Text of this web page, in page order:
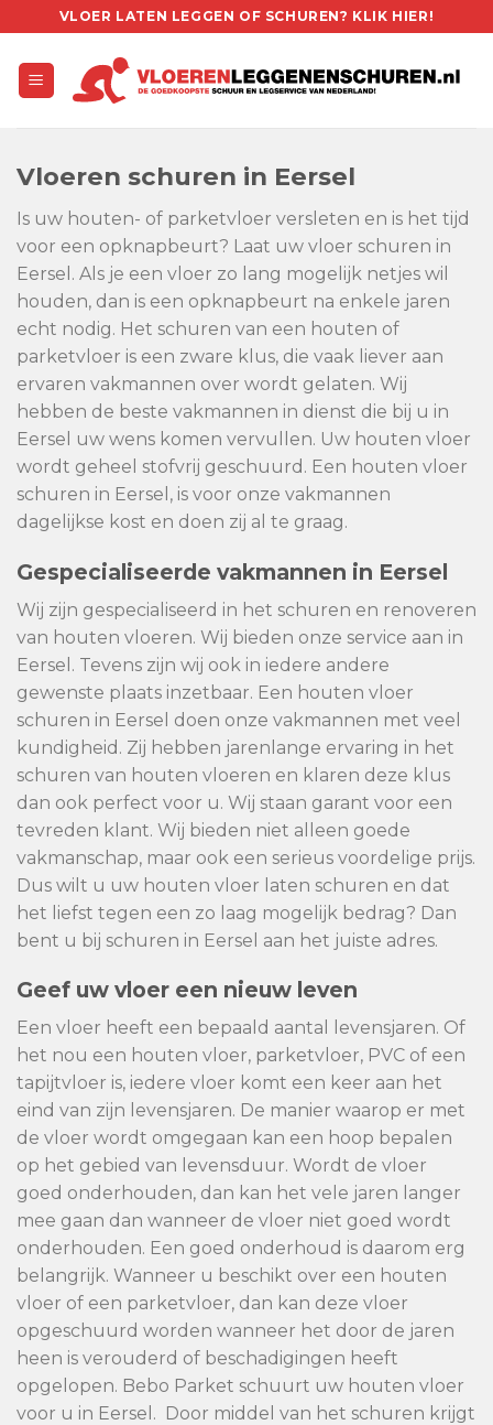
to
content
VLOER LATEN LEGGEN OF SCHUREN? KLIK HIER!
Vloeren schuren in Eersel
Is uw houten- of parketvloer versleten en is het tijd
voor een opknapbeurt? Laat uw vloer schuren in
Eersel. Als je een vloer zo lang mogelijk netjes wil
houden, dan is een opknapbeurt na enkele jaren
echt nodig. Het schuren van een houten of
parketvloer is een zware klus, die vaak liever aan
ervaren vakmannen over wordt gelaten. Wij
hebben de beste vakmannen in dienst die bij u in
Eersel uw wens komen vervullen. Uw houten vloer
wordt geheel stofvrij geschuurd. Een houten vloer
schuren in Eersel, is voor onze vakmannen
dagelijkse kost en doen zij al te graag.
Gespecialiseerde vakmannen in Eersel
Wij zijn gespecialiseerd in het schuren en renoveren
van houten vloeren. Wij bieden onze service aan in
Eersel. Tevens zijn wij ook in iedere andere
gewenste plaats inzetbaar. Een houten vloer
schuren in Eersel doen onze vakmannen met veel
kundigheid. Zij hebben jarenlange ervaring in het
schuren van houten vloeren en klaren deze klus
dan ook perfect voor u. Wij staan garant voor een
tevreden klant. Wij bieden niet alleen goede
vakmanschap, maar ook een serieus voordelige prijs.
Dus wilt u uw houten vloer laten schuren en dat
het liefst tegen een zo laag mogelijk bedrag? Dan
bent u bij schuren in Eersel aan het juiste adres.
Geef uw vloer een nieuw leven
Een vloer heeft een bepaald aantal levensjaren. Of
het nou een houten vloer, parketvloer, PVC of een
tapijtvloer is, iedere vloer komt een keer aan het
eind van zijn levensjaren. De manier waarop er met
de vloer wordt omgegaan kan een hoop bepalen
op het gebied van levensduur. Wordt de vloer
goed onderhouden, dan kan het vele jaren langer
mee gaan dan wanneer de vloer niet goed wordt
onderhouden. Een goed onderhoud is daarom erg
belangrijk. Wanneer u beschikt over een houten
vloer of een parketvloer, dan kan deze vloer
opgeschuurd worden wanneer het door de jaren
heen is verouderd of beschadigingen heeft
opgelopen. Bebo Parket schuurt uw houten vloer
voor u in Eersel. Door middel van het schuren krijgt